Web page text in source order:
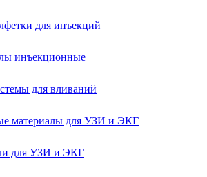
для инъекций
инъекционные
для вливаний
материалы для УЗИ и ЭКГ
для УЗИ и ЭКГ